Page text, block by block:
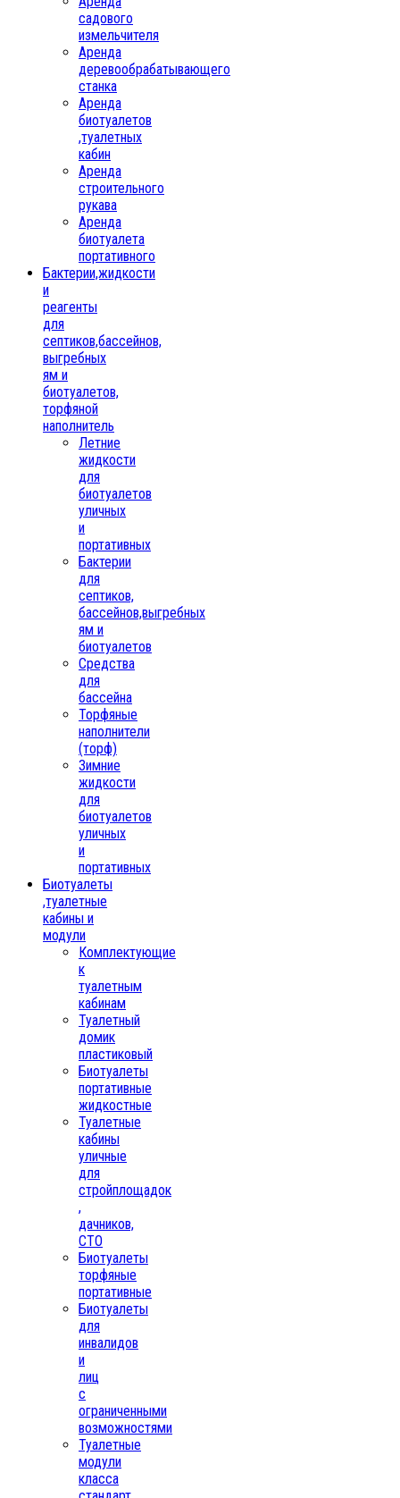
садового
измельчителя
Аренда
деревообрабатывающего
станка
Аренда
биотуалетов
,туалетных
кабин
Аренда
строительного
рукава
Аренда
биотуалета
портативного
Бактерии,жидкости
и
реагенты
для
септиков,бассейнов,
выгребных
ям и
биотуалетов,
торфяной
наполнитель
Летние
жидкости
для
биотуалетов
уличных
и
портативных
Бактерии
для
септиков,
бассейнов,выгребных
ям и
биотуалетов
Средства
для
бассейна
Торфяные
наполнители
(торф)
Зимние
жидкости
для
биотуалетов
уличных
и
портативных
Биотуалеты
,туалетные
кабины и
модули
Комплектующие
к
туалетным
кабинам
Туалетный
домик
пластиковый
Биотуалеты
портативные
жидкостные
Туалетные
кабины
уличные
для
стройплощадок
,
дачников,
СТО
Биотуалеты
торфяные
портативные
Биотуалеты
для
инвалидов
и
лиц
с
ограниченными
возможностями
Туалетные
модули
класса